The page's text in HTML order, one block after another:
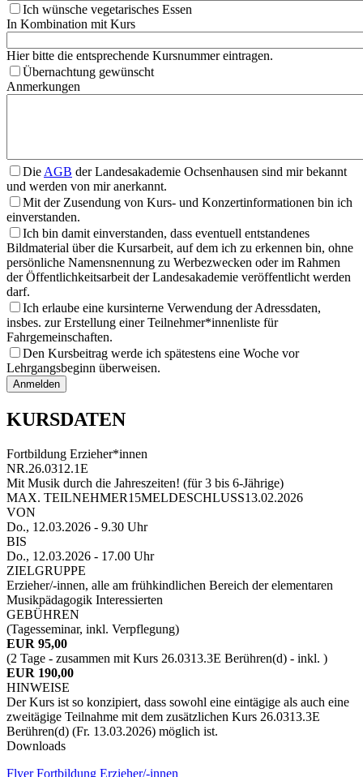
Ich wünsche vegetarisches Essen
In Kombination mit Kurs
Hier bitte die entsprechende Kursnummer eintragen.
Übernachtung gewünscht
Anmerkungen
DieAGB der Landesakademie Ochsenhausen sind mir bekannt
und werden von mir anerkannt.
Mit der Zusendung von Kurs- und Konzertinformationen bin ich
einverstanden.
Ich bin damit einverstanden, dass eventuell entstandenes
Bildmaterial über die Kursarbeit, auf dem ich zu erkennen bin, ohne
persönliche Namensnennung zu Werbezwecken oder im Rahmen
der Öffentlichkeitsarbeit der Landesakademie veröffentlicht werden
darf.
Ich erlaube eine kursinterne Verwendung der Adressdaten,
insbes. zur Erstellung einer Teilnehmer*innenliste für
Fahrgemeinschaften.
Den Kursbeitrag werde ich spätestens eine Woche vor
Lehrgangsbeginn überweisen.
Anmelden
KURSDATEN
Fortbildung Erzieher*innen
NR.26.0312.1E
Mit Musik durch die Jahreszeiten! (für 3 bis 6-Jährige)
MAX. TEILNEHMER15MELDESCHLUSS13.02.2026
VON
Do., 12.03.2026 - 9.30 Uhr
BIS
Do., 12.03.2026 - 17.00 Uhr
ZIELGRUPPE
Erzieher/-innen, alle am frühkindlichen Bereich der elementaren
Musikpädagogik Interessierten
GEBÜHREN
(Tagesseminar, inkl. Verpflegung)
EUR 95,00
(2 Tage - zusammen mit Kurs 26.0313.3E Berühren(d) - inkl. )
EUR 190,00
HINWEISE
Der Kurs ist so konzipiert, dass sowohl eine eintägige als auch eine
zweitägige Teilnahme mit dem zusätzlichen Kurs 26.0313.3E
Berühren(d) (Fr. 13.03.2026) möglich ist.
Downloads
Flyer Fortbildung Erzieher/-innen